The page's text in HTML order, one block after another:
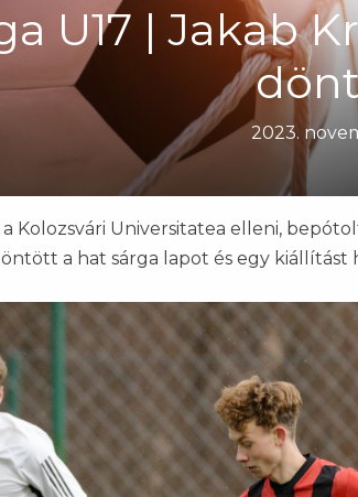
U17 | Jakab
2023.
Kolozsvári Universitatea elleni,
a hat sárga lapot és egy kiállítást